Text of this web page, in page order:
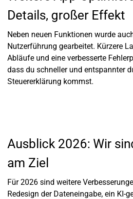
Details, großer Effekt
Neben neuen Funktionen wurde
Nutzerführung gearbeitet. Kürzere
Abläufe und eine verbesserte
dass du schneller und entspannter
Steuererklärung kommst.
Ausblick 2026: Wir
am Ziel
Für 2026 sind weitere
Redesign der Dateneingabe, ein KI-